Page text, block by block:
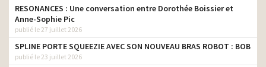
RESONANCES : Une conversation entre Dorothée Boissier et
Anne-Sophie Pic
publié le 27 juillet 2026
SPLINE PORTE SQUEEZIE AVEC SON NOUVEAU BRAS ROBOT : BOB
publié le 23 juillet 2026